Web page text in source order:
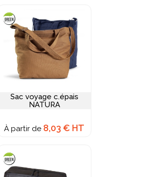
Sac voyage c.épais
NATURA
À partir de 8,03 € HT